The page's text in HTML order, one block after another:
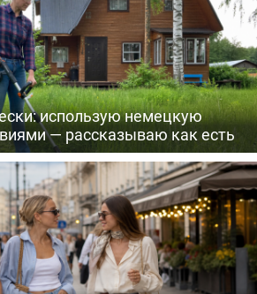
использую немецкую
— рассказываю как есть